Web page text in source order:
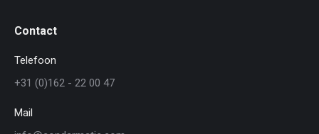
Contact
Telefoon
+31 (0)162 - 22 00 47
Mail